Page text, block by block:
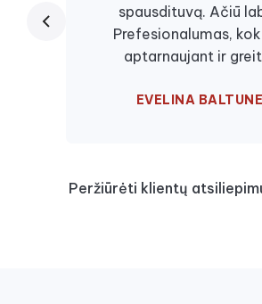
spausdituvą. Ačiū
Prefesionalumas,
aptarnaujant ir
EVELINA BALTUNE
Peržiūrėti klientų